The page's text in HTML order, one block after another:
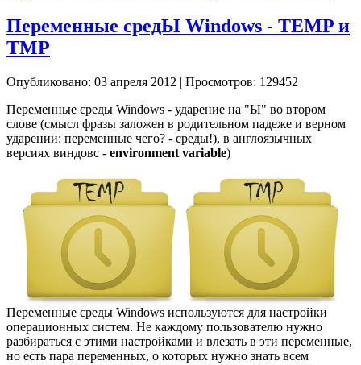
Переменные средЫ Windows - TEMP и
TMP
Опубликовано: 03 апреля 2012 | Просмотров: 129452
Переменные среды Windows - ударение на "Ы" во втором
слове (смысл фразы заложен в родительном падеже и верном
ударении: переменные чего? - среды!), в англоязычных
версиях виндовс - environment variable)
Переменные среды Windows используются для настройки
операционных систем. Не каждому пользователю нужно
разбираться с этими настройками и влезать в эти переменные,
но есть пара переменных, о которых нужно знать всем